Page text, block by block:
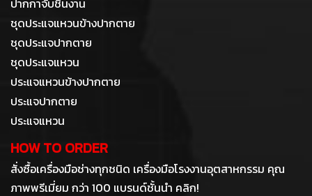
ปากกาจับชิ้นงาน
ชุดประแจแหวนข้างปากตาย
ชุดประแจปากตาย
ชุดประแจแหวน
ประแจแหวนข้างปากตาย
ประแจปากตาย
ประแจแหวน
HOW TO ORDER
สั่งซื้อเครื่องมือช่างทุกชนิด เครื่องมือโรงงานอุตสาหกรรม คุณ
ภาพพรีเมี่ยม กว่า 100 แบรนด์ชั้นนำ คลิก!